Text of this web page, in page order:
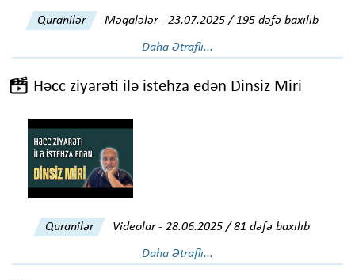
Quranilər Məqalələr- 23.07.2025 / 195 dəfə baxılıb
Daha Ətraflı...
Həcc ziyarəti ilə istehza edən Dinsiz Miri
Quranilər Videolar- 28.06.2025 / 81 dəfə baxılıb
Daha Ətraflı...